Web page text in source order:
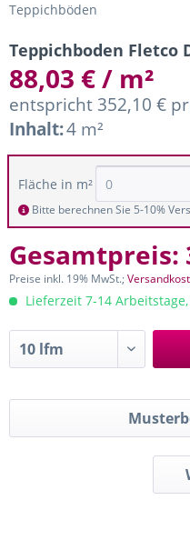
Teppichböden
Teppichboden Fletco
88,03 € / m²
entspricht 352,10 €
Inhalt:4 m²
Fläche in m²
Bitte berechnen Sie 5-10%
Gesamtpreis:
Preise inkl. 19% MwSt.;
Lieferzeit 7-14